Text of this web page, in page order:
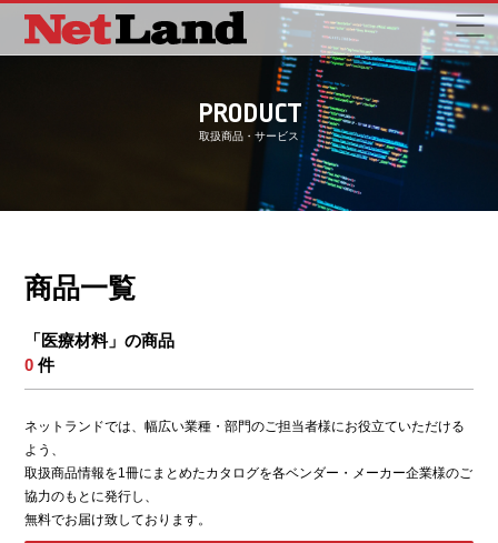
PRODUCT
取扱商品・サービス
商品一覧
「医療材料」の商品
0 件
ネットランドでは、幅広い業種・部門のご担当者様にお役立ていただける
よう、
取扱商品情報を1冊にまとめたカタログを各ベンダー・メーカー企業様のご
協力のもとに発行し、
無料でお届け致しております。